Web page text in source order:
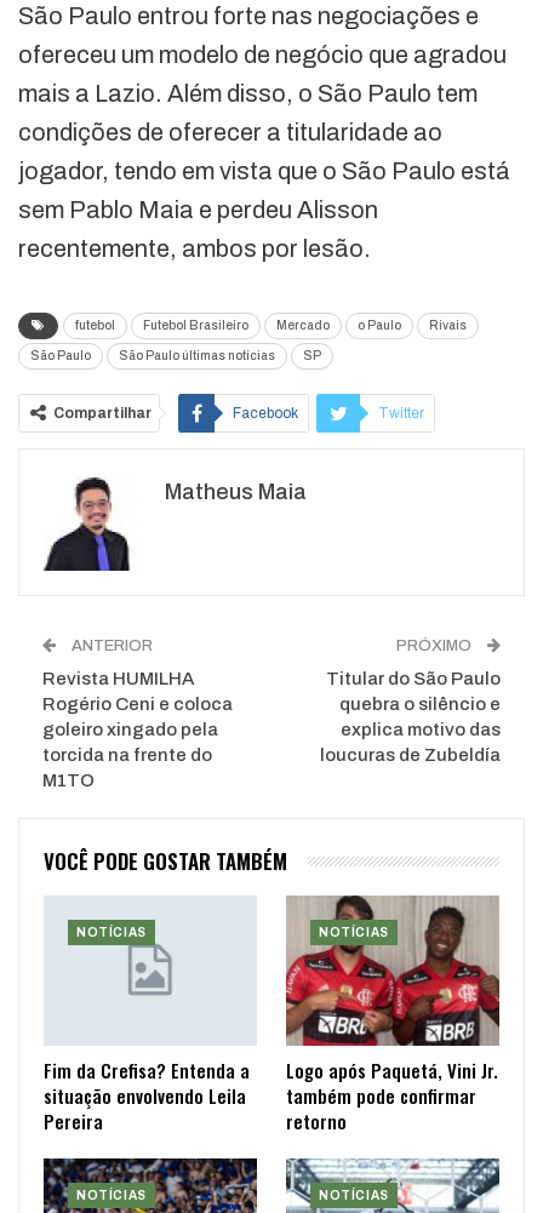
São Paulo entrou forte nas negociações e
ofereceu um modelo de negócio que agradou
mais a Lazio. Além disso, o São Paulo tem
condições de oferecer a titularidade ao
jogador, tendo em vista que o São Paulo está
sem Pablo Maia e perdeu Alisson
recentemente, ambos por lesão.
futebol Futebol Brasileiro Mercado o Paulo Rivais
São Paulo São Paulo últimas notícias SP
Compartilhar Facebook Twitter
WhatsApp
Matheus Maia
ANTERIOR
Revista HUMILHA
Rogério Ceni e coloca
goleiro xingado pela
torcida na frente do
M1TO
PRÓXIMO
Titular do São Paulo
quebra o silêncio e
explica motivo das
loucuras de Zubeldía
VOCÊ PODE GOSTAR TAMBÉM
NOTÍCIAS
Fim da Crefisa? Entenda a
situação envolvendo Leila
Pereira
NOTÍCIAS
Logo após Paquetá, Vini Jr.
também pode confirmar
retorno
NOTÍCIAS NOTÍCIAS